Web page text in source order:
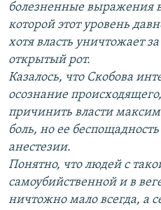
болезненные выражения
которой этот уровень
хотя власть уничтожает
открытый рот.
Казалось, что Скобова
осознание
причинить власти
боль, но ее
анестезии.
Понятно, что людей с
самоубийственной и в
ничтожно мало всегда, а